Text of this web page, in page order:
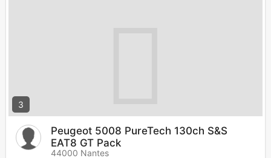
3
Peugeot 5008 PureTech 130ch S&S
EAT8 GT Pack
44000 Nantes